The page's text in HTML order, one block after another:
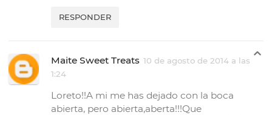
RESPONDER
Maite Sweet Treats 10 de agosto de 2014 a las
1:24
Loreto!!A mi me has dejado con la boca
abierta, pero abierta,aberta!!!Que